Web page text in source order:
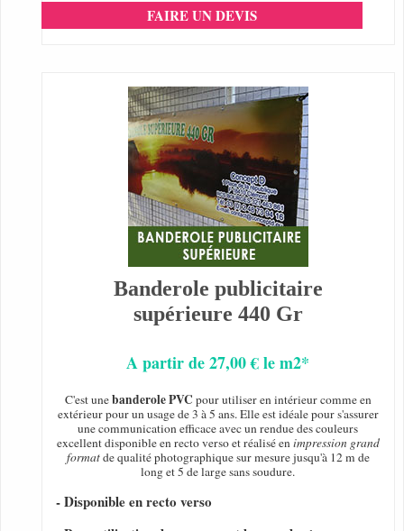
FAIRE UN DEVIS
Banderole publicitaire
supérieure 440 Gr
A partir de 27,00 € le m2*
C'est unebanderole PVC pour utiliser en intérieur comme en
extérieur pour un usage de 3 à 5 ans. Elle est idéale pour s'assurer
une communication efficace avec un rendue des couleurs
excellent disponible en recto verso et réalisé enimpression grand
formatde qualité photographique sur mesure jusqu'à 12 m de
long et 5 de large sans soudure.
- Disponible en recto verso